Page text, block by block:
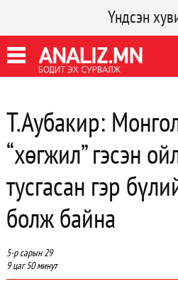
Үндсэн
Т.Аубакир:
“хөгжил” гэсэн
тусгасан гэр
болж байна
5-р сарын 29
9 цаг 50 минут